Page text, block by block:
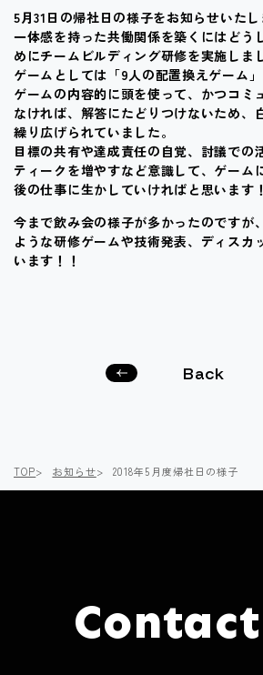
5月31日の帰社日の様子をお知らせいたし
一体感を持った共働関係を築くにはどう
めにチームビルディング研修を実施しま
ゲームとしては「9人の配置換えゲーム」
ゲームの内容的に頭を使って、かつコミ
なければ、解答にたどりつけないため、
繰り広げられていました。
目標の共有や達成責任の自覚、討議での
ティークを増やすなど意識して、ゲーム
後の仕事に生かしていければと思います！
今まで飲み会の様子が多かったのですが
ような研修ゲームや技術発表、ディスカ
います！！
次の
Back
TOP お知らせ 2018年5月度帰社日の様子
Contact